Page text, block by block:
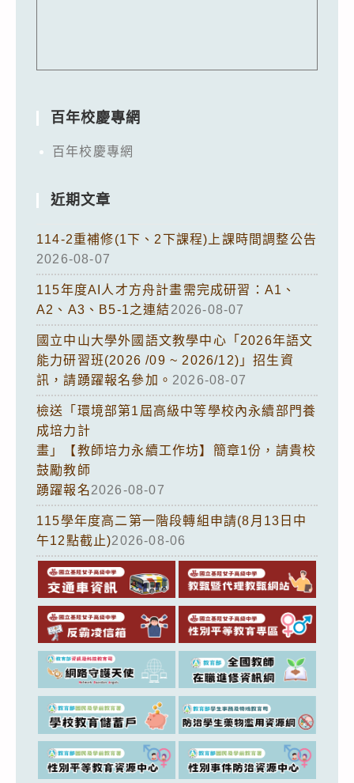
百年校慶專網
百年校慶專網
近期文章
114-2重補修(1下、2下課程)上課時間調整公告
2026-08-07
115年度AI人才方舟計畫需完成研習：A1、
A2、A3、B5-1之連結2026-08-07
國立中山大學外國語文教學中心「2026年語文
能力研習班(2026 /09 ~ 2026/12)」招生資
訊，請踴躍報名參加。 2026-08-07
檢送「環境部第1屆高級中等學校內永續部門養
成培力計
畫」【教師培力永續工作坊】簡章1份，請貴校
鼓勵教師
踴躍報名2026-08-07
115學年度高二第一階段轉組申請(8月13日中
午12點截止)2026-08-06